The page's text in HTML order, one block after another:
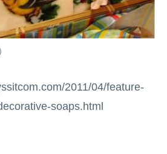
2011/04/feature-
soaps.html